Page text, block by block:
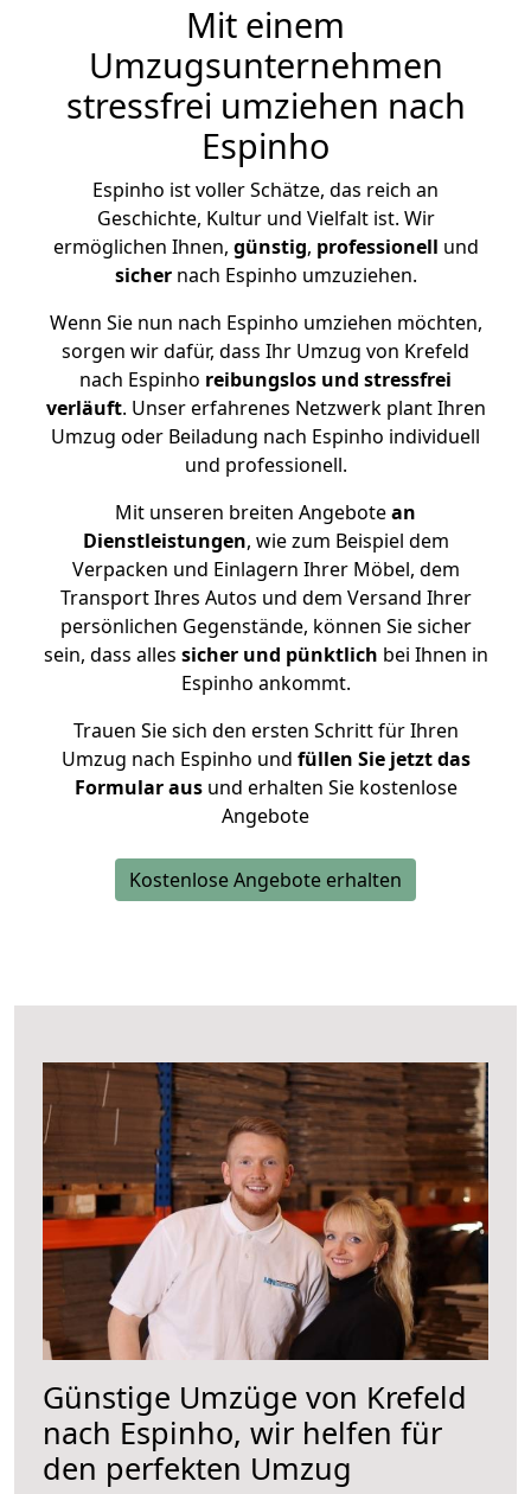
Mit einem
Umzugsunternehmen
stressfrei umziehen nach
Espinho
Espinho ist voller Schätze, das reich an
Geschichte, Kultur und Vielfalt ist. Wir
ermöglichen Ihnen, günstig, professionell und
sichernach Espinho umzuziehen.
Wenn Sie nun nach Espinho umziehen möchten,
sorgen wir dafür, dass Ihr Umzug von Krefeld
nach Espinho reibungslos und stressfrei
verläuft. Unser erfahrenes Netzwerk plant Ihren
Umzug oder Beiladung nach Espinho individuell
und professionell.
Mit unseren breiten Angebotean
Dienstleistungen, wie zum Beispiel dem
Verpacken und Einlagern Ihrer Möbel, dem
Transport Ihres Autos und dem Versand Ihrer
persönlichen Gegenstände, können Sie sicher
sein, dass alles sicher und pünktlich bei Ihnen in
Espinho ankommt.
Trauen Sie sich den ersten Schritt für Ihren
Umzug nach Espinho und füllen Sie jetzt das
Formular ausund erhalten Sie kostenlose
Angebote
Kostenlose Angebote erhalten
Günstige Umzüge von Krefeld
nach Espinho, wir helfen für
den perfekten Umzug